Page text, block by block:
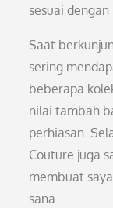
sesuai
Saat
sering
beberapa
nilai tambah
perhiasan.
Couture juga
membuat
sana.